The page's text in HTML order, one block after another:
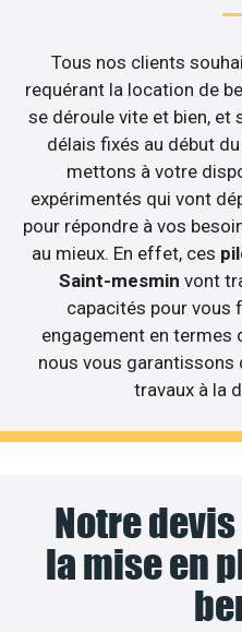
Tous nos clients
requérant la location de
se déroule vite et bien, et
délais fixés au début
mettons à votre
expérimentés qui vont
pour répondre à vos
au mieux. En effet, ces
Saint-mesmin vont
capacités pour vous
engagement en termes
nous vous garantissons
travaux à la
Notre
la mise en